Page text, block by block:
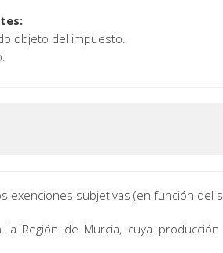
objeto del impuesto.
exenciones subjetivas (en función del
la Región de Murcia, cuya